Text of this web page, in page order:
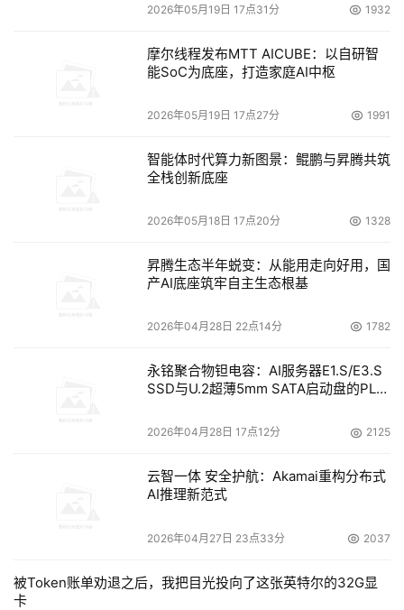
5）支持按照模块方式为用户提供服务。
在信息中心就可以轻松地集中管理：
● 由于数据脱离了服务器，各服务器能充分被利用于计
据量的大小而受到限制；
容余备份，降低了供电所极其不稳定供电引起的设备损耗和
● 数据备份工程师不用在每台服务器上每天（甚至实时
频繁）操作；
● 不需要承担过多的高级工程师成本（在数据管理技术
2026年05月19日 17点31分 1932
摩尔线程发布MTT AICUBE：以自研智
能SoC为底座，打造家庭AI中枢
2026年05月19日 17点27分 1991
智能体时代算力新图景：鲲鹏与昇腾共筑
全栈创新底座
2026年05月18日 17点20分 1328
昇腾生态半年蜕变：从能用走向好用，国
产AI底座筑牢自主生态根基
2026年04月28日 22点14分 1782
永铭聚合物钽电容：AI服务器E1.S/E3.S
SSD与U.2超薄5mm SATA启动盘的PLP
2026年04月28日 17点12分 2125
云智一体 安全护航：Akamai重构分布式
AI推理新范式
2026年04月27日 23点33分 2037
被Token账单劝退之后，我把目光投向了这张英特尔的32G显
卡